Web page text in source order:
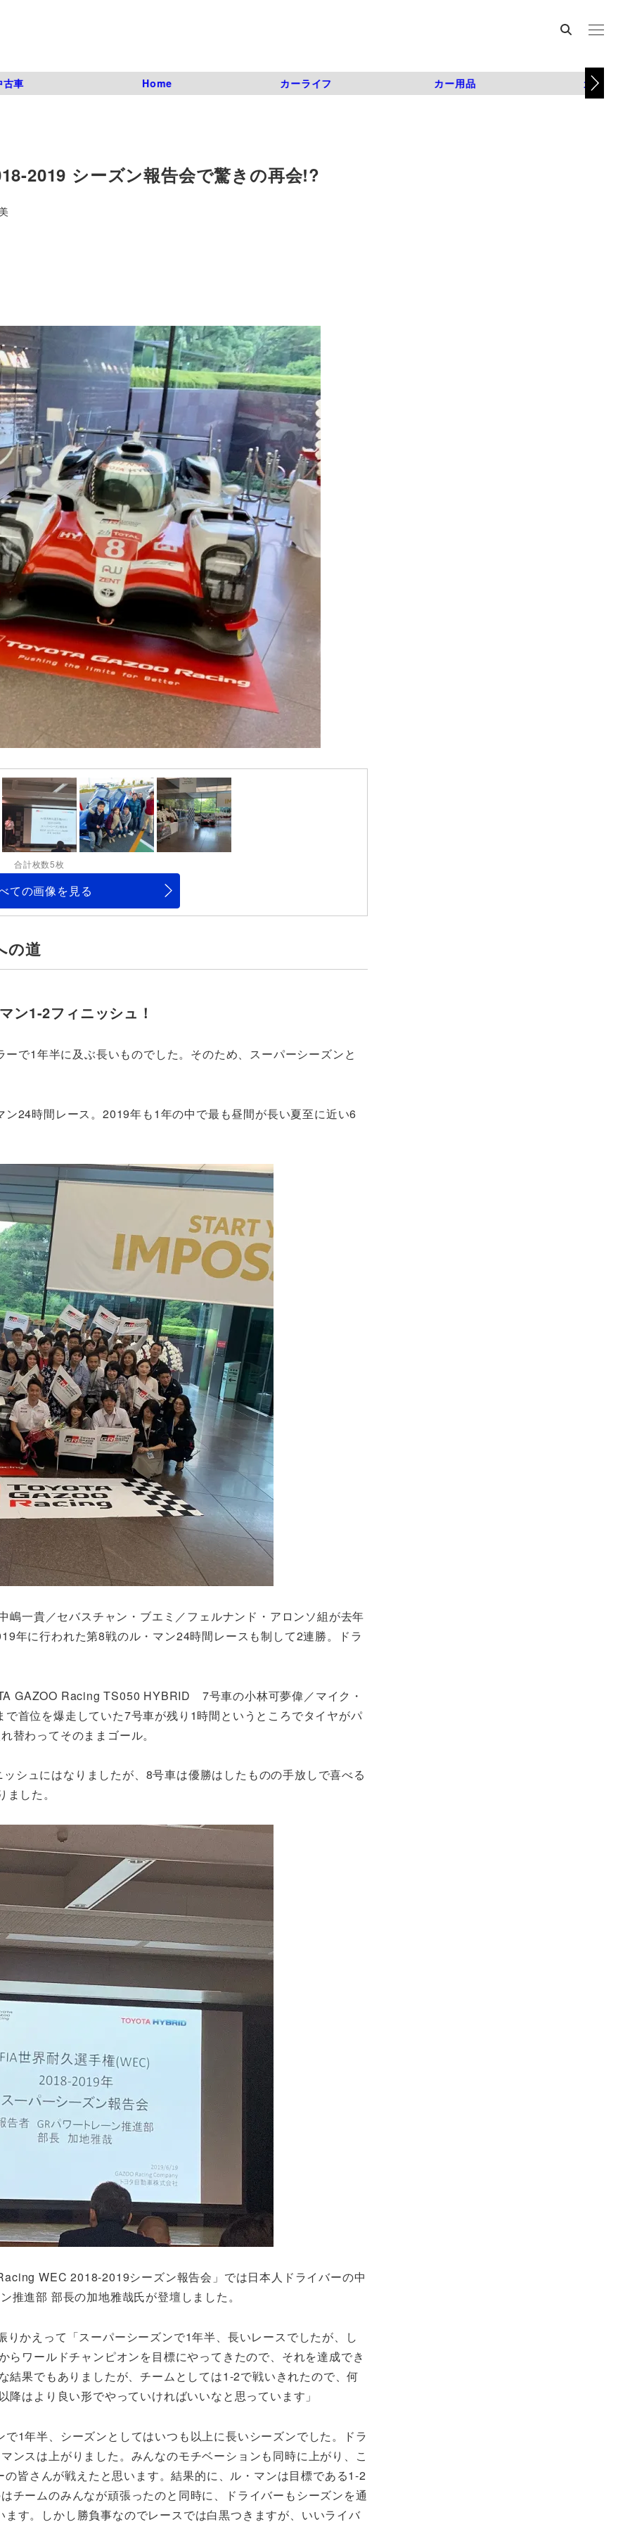
古車 Home カーライフ カー用品 カスタム
2019 シーズン報告会で驚きの再会!?
合計枚数5枚
ての画像を見る
の道
ン1-2フィニッシュ！
で1年半に及ぶ長いものでした。そのため、スーパーシーズンと
24時間レース。2019年も1年の中で最も昼間が長い夏至に近い6
一貴／セバスチャン・ブエミ／フェルナンド・アロンソ組が去年
年に行われた第8戦のル・マン24時間レースも制して2連勝。ドラ
GAZOO Racing TS050 HYBRID 7号車の小林可夢偉／マイク・
首位を爆走していた7号車が残り1時間というところでタイヤがパ
替わってそのままゴール。
シュにはなりましたが、8号車は優勝はしたものの手放しで喜べる
した。
WEC 2018-2019シーズン報告会」では日本人ドライバーの中
進部 部長の加地雅哉氏が登壇しました。
かえって「スーパーシーズンで1年半、長いレースでしたが、し
ワールドチャンピオンを目標にやってきたので、それを達成でき
果でもありましたが、チームとしては1-2で戦いきれたので、何
はより良い形でやっていければいいなと思っています」
1年半、シーズンとしてはいつも以上に長いシーズンでした。ドラ
ンスは上がりました。みんなのモチベーションも同時に上がり、こ
皆さんが戦えたと思います。結果的に、ル・マンは目標である1-2
チームのみんなが頑張ったのと同時に、ドライバーもシーズンを通
す。しかし勝負事なのでレースでは白黒つきますが、いいライバ